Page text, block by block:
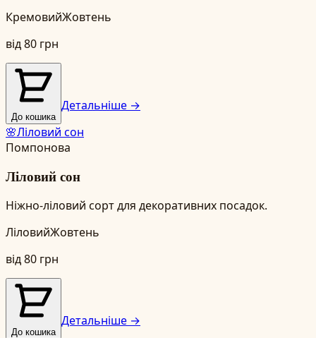
КремовийЖовтень
від80 грн
До кошика
Детальніше →
🌸Ліловий сон
Помпонова
Ліловий сон
Ніжно-ліловий сорт для декоративних посадок.
ЛіловийЖовтень
від80 грн
До кошика
Детальніше →